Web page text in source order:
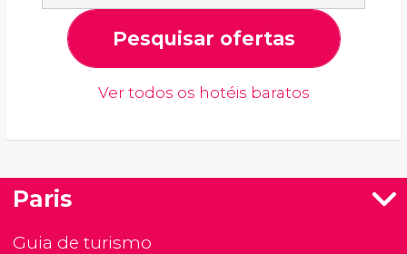
Pesquisar ofertas
Ver todos os hotéis baratos
Paris
Guia de turismo